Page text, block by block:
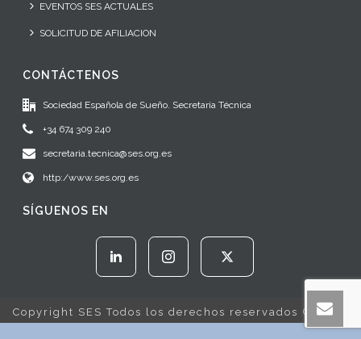
EVENTOS SES ACTUALES
SOLICITUD DE AFILIACION
CONTÁCTENOS
Sociedad Española de Sueño. Secretaría Técnica
+34 674 309 240
secretaria.tecnica@ses.org.es
http:/www.ses.org.es
SÍGUENOS EN
Copyright SES Todos los derechos reservados © 2022